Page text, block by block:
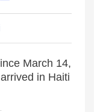
March 14,
in Haiti